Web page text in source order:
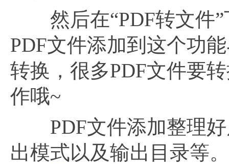
然后在“PDF转文件”
PDF文件添加到这个功
转换，很多PDF文件要
作哦~
PDF文件添加整理好
出模式以及输出目录等